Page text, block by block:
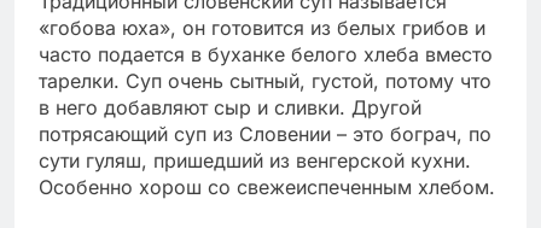
«гобова юха», он готовится из белых грибов и
часто подается в буханке белого хлеба вместо
тарелки. Суп очень сытный, густой, потому что
в него добавляют сыр и сливки. Другой
потрясающий суп из Словении – это бограч, по
сути гуляш, пришедший из венгерской кухни.
Особенно хорош со свежеиспеченным хлебом.